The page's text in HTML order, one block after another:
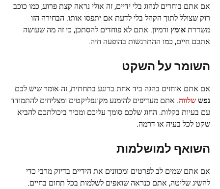
אם אתם בוחרים לנהוג בלי ידיים, זה אולי נראה קצת פרוע, כמו כוכב
רוק שצולל לתוך הקהל בלי לדעת אם יתפסו אותו. הבחירה הזו
משדרתאומץ ודמיון. אתם לא פוחדים להסתכן, כי זה מה שעושה
אתכם חיים, כמו ההתרגשות בהופעה חיה.
השומר על השקט
אם אתם אוחזים בהגה ביד אחת ברוגע בתחתית, זה אומר שיש לכם
נפששלווה. אתם מעדיפים להימנע מקונפליקטים ומצליחים להתמודד
עם בעיות בקלות. החוג שלכם סומך עליכם ומכיר ביכולתכם להביא
שקט לכל בעיה או דרמה.
השואף למושלמות
אם אתם שמים לב לפרטים ומכוונים את הידיים בדיוק מרבי כדי
להשיג שליטה, אתם כנראה שואפים לשלמות בכל תחום בחיים.